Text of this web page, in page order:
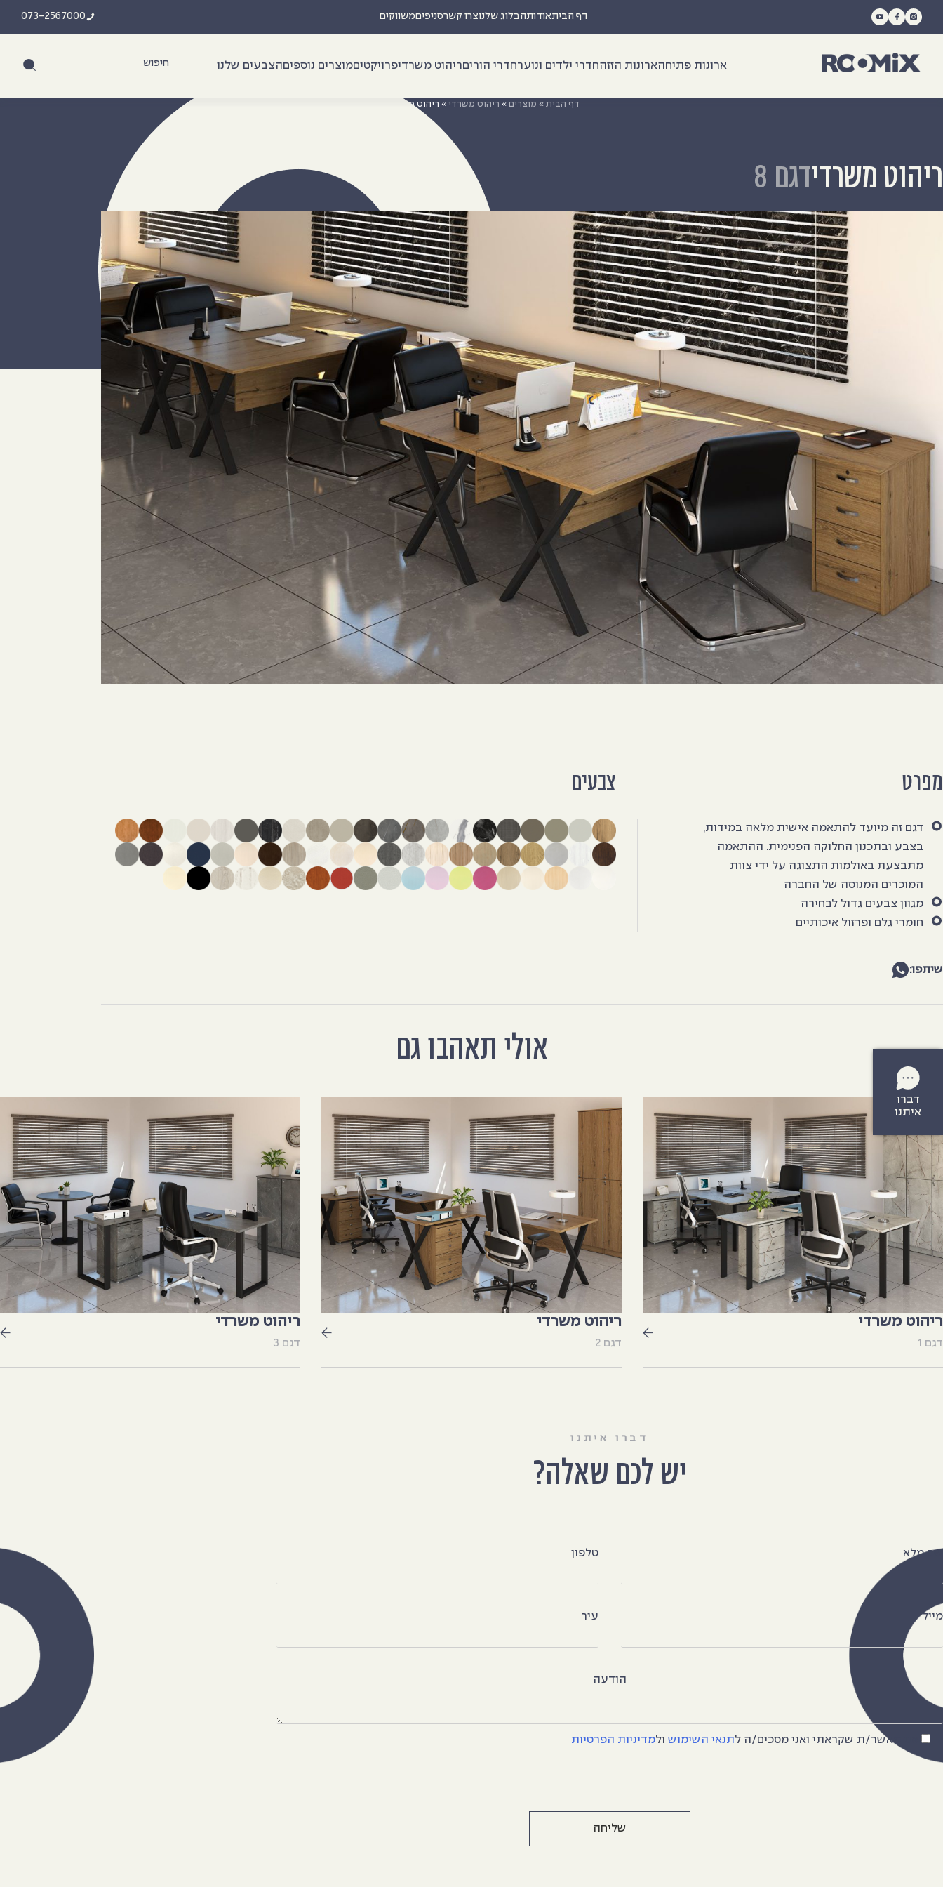
דף הביתאודותהבלוג שלנוצרו קשרסניפיםמשווקים 073-2567000
ארונות פתיחהארונות הזזהחדרי ילדים ונוערחדרי הוריםריהוט משרדיפרויקטיםמוצרים נוספיםהצבעים שלנו
דף הבית » מוצרים » ריהוט משרדי » ריהוט משרדי דגם 8
ריהוט משרדידגם 8
מפרט
דגם זה מיועד להתאמה אישית מלאה במידות,
בצבע ובתכנון החלוקה הפנימית. ההתאמה
מתבצעת באולמות התצוגה על ידי צוות
המוכרים המנוסה של החברה
מגוון צבעים גדול לבחירה
חומרי גלם ופרזול איכותיים
צבעים
שיתפו:
אולי תאהבו גם
ריהוט משרדי
דגם 1
ריהוט משרדי
דגם 2
ריהוט משרדי
דגם 3
דברו איתנו
יש לכם שאלה?
שם מלא טלפון
מייל עיר
הודעה
אני מאשר/ת שקראתי ואני מסכים/ה לתנאי השימוש ולמדיניות הפרטיות
דברו
איתנו